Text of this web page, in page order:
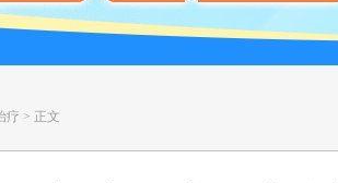
疗 > 正文